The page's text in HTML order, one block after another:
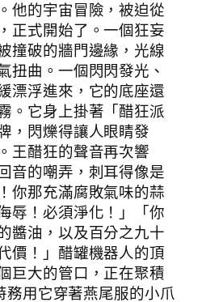
他的宇宙冒險，被迫從
正式開始了。一個狂妄
撞破的牆門邊緣，光線
扭曲。一個閃閃發光、
漂浮進來，它的底座還
。它身上掛著「醋狂派
，閃爍得讓人眼睛發
王醋狂的聲音再次響
音的嘲弄，刺耳得像是
你那充滿腐敗氣味的蒜
辱！必須淨化！」「你
醬油，以及百分之九十
價！」醋罐機器人的頂
巨大的管口，正在聚積
務用它穿著燕尾服的小爪